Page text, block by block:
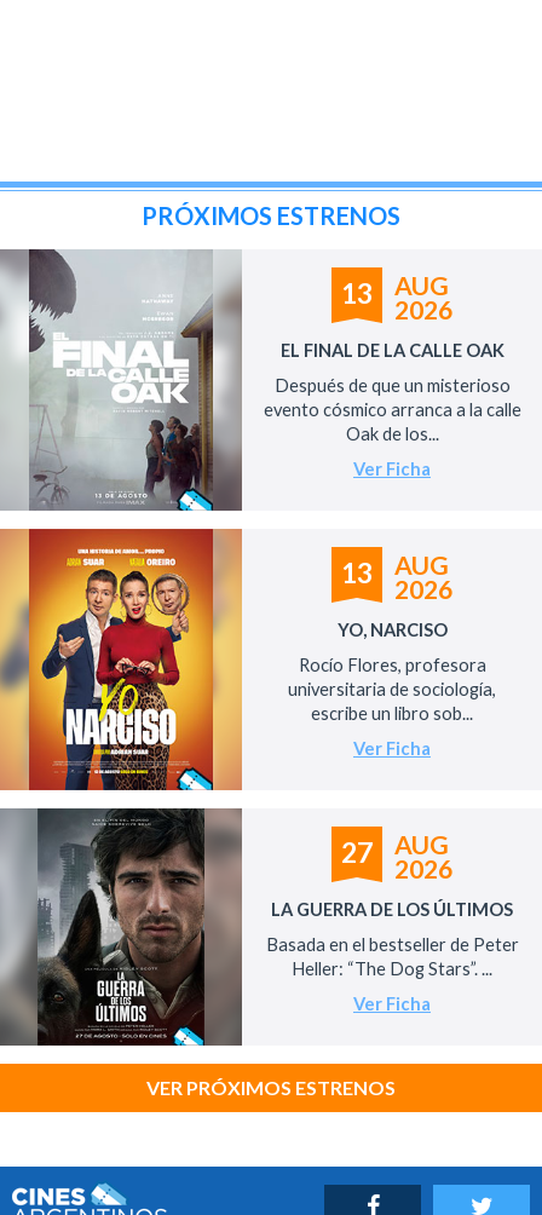
PRÓXIMOS ESTRENOS
13
AUG
2026
EL FINAL DE LA CALLE OAK
Después de que un misterioso
evento cósmico arranca a la calle
Oak de los...
Ver Ficha
13
AUG
2026
YO, NARCISO
Rocío Flores, profesora
universitaria de sociología,
escribe un libro sob...
Ver Ficha
27
AUG
2026
LA GUERRA DE LOS ÚLTIMOS
Basada en el bestseller de Peter
Heller: “The Dog Stars”. ...
Ver Ficha
VER PRÓXIMOS ESTRENOS